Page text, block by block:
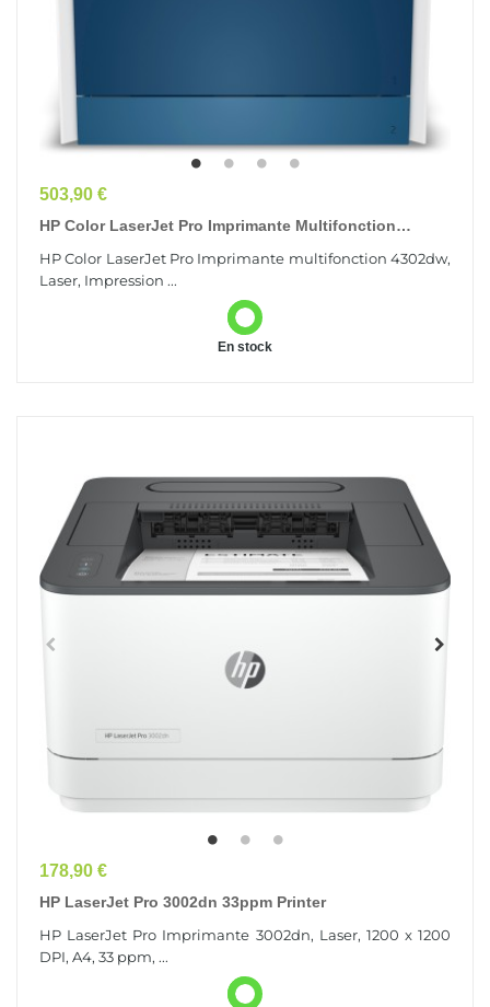
Prix
503,90 €
HP Color LaserJet Pro Imprimante Multifonction
HP Color LaserJet Pro Imprimante multifonction 4302dw,
Laser, Impression ...
En stock
Prix
178,90 €
HP LaserJet Pro 3002dn 33ppm Printer
HP LaserJet Pro Imprimante 3002dn, Laser, 1200 x 1200
DPI, A4, 33 ppm, ...